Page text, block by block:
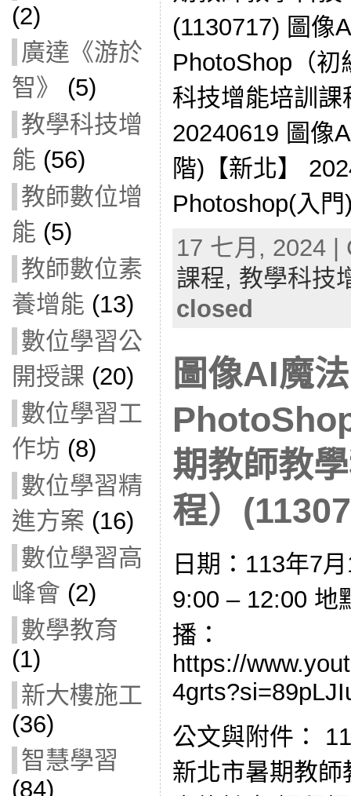
(2)
廣達《游於
智》
(5)
教學科技增
能 (56)
教師數位增
能 (5)
教師數位素
養增能 (13)
數位學習公
開授課 (20)
數位學習工
作坊 (8)
數位學習精
進方案 (16)
數位學習高
峰會 (2)
數學教育
(1)
新大樓施工
(36)
智慧學習
(84)
(1130717) 圖像
PhotoShop（初
科技增能培訓課
20240619 圖像
階)【新北】
Photoshop(入
17 七月, 2024 |
課程, 教學科技
closed
圖像AI魔
期教師教
程）
日期：113年7
9:00 – 12:00 地
播：
https://
公文與附件：
新北市暑期教